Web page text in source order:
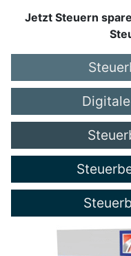
Jetzt Steuern